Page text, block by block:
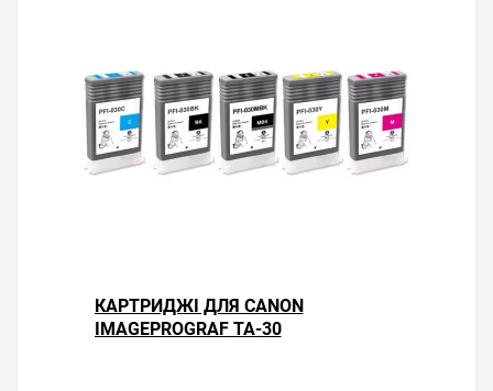
КАРТРИДЖІ ДЛЯ CANON
IMAGEPROGRAF TA-30